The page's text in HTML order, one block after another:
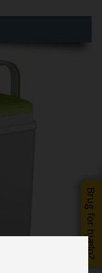
Brug for hjælp?